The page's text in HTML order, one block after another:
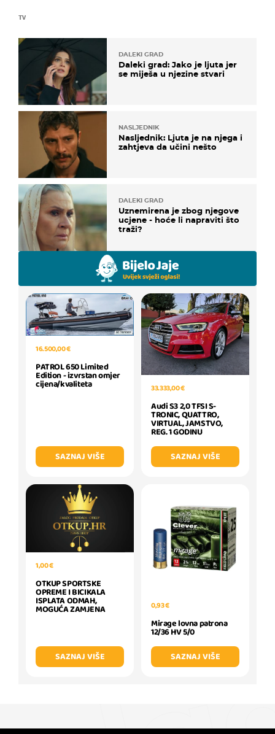
TV
DALEKI GRAD
Daleki grad: Jako je ljuta jer
se miješa u njezine stvari
NASLJEDNIK
Nasljednik: Ljuta je na njega i
zahtjeva da učini nešto
DALEKI GRAD
Uznemirena je zbog njegove
ucjene - hoće li napraviti što
traži?
16.500,00 €
PATROL 650 Limited
Edition - izvrstan omjer
cijena/kvaliteta
SAZNAJ VIŠE
33.333,00 €
Audi S3 2,0 TFSI S-
TRONIC, QUATTRO,
VIRTUAL, JAMSTVO,
REG. 1 GODINU
SAZNAJ VIŠE
1,00 €
OTKUP SPORTSKE
OPREME I BICIKALA
ISPLATA ODMAH,
MOGUĆA ZAMJENA
SAZNAJ VIŠE
0,93 €
Mirage lovna patrona
12/36 HV 5/0
SAZNAJ VIŠE